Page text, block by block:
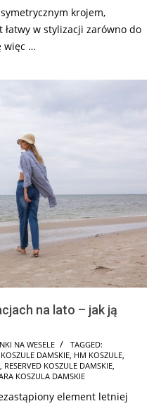
krojem,
w stylizacji zarówno do
więc …
na lato – jak ją
NA WESELE
TAGGED:
DAMSKIE, HM KOSZULE,
, RESERVED KOSZULE DAMSKIE,
KOSZULA DAMSKIE
element letniej